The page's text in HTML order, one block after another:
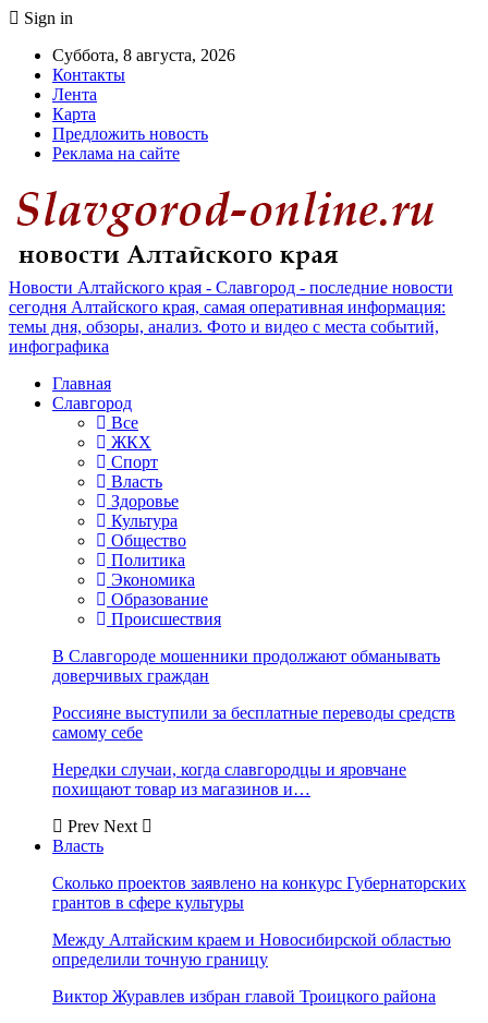
Sign in
Суббота, 8 августа, 2026
Контакты
Лента
Карта
Предложить новость
Реклама на сайте
Новости Алтайского края - Славгород - последние новости
сегодня Алтайского края, самая оперативная информация:
темы дня, обзоры, анализ. Фото и видео с места событий,
инфографика
Главная
Славгород
Все
ЖКХ
Спорт
Власть
Здоровье
Культура
Общество
Политика
Экономика
Образование
Происшествия
В Славгороде мошенники продолжают обманывать
доверчивых граждан
Россияне выступили за бесплатные переводы средств
самому себе
Нередки случаи, когда славгородцы и яровчане
похищают товар из магазинов и…
Prev Next
Власть
Сколько проектов заявлено на конкурс Губернаторских
грантов в сфере культуры
Между Алтайским краем и Новосибирской областью
определили точную границу
Виктор Журавлев избран главой Троицкого района